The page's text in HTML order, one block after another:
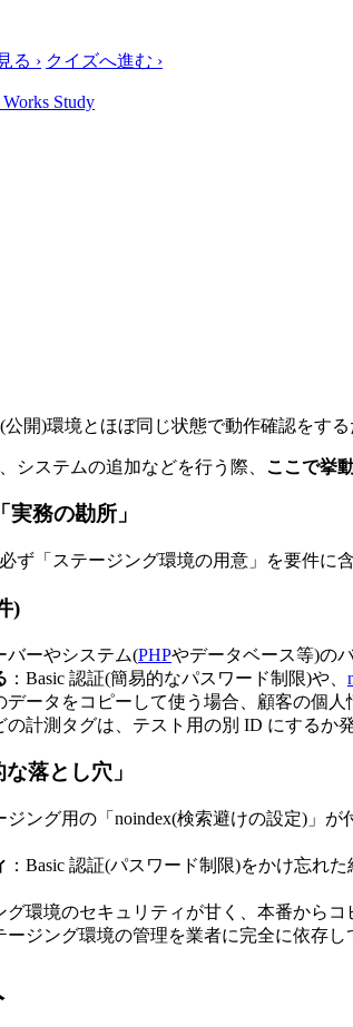
る › クイズへ進む ›
Study
開)環境とほぼ同じ状態で動作確認をす
システムの追加などを行う際、 ここで挙
務の勘所」
ず「ステージング環境の用意」を要件に
)
バーやシステム(PHPやデータベース等)の
：Basic 認証(簡易的なパスワード制限)や、
データをコピーして使う場合、顧客の個
の計測タグは、テスト用の別 ID にするか
落とし穴」
ジング用の「noindex(検索避けの設定)」
：Basic 認証(パスワード制限)をかけ忘れ
グ環境のセキュリティが甘く、本番から
ージング環境の管理を業者に完全に依存